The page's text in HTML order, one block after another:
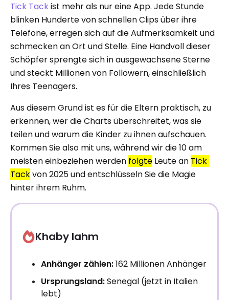
Tick ​​Tackist mehr als nur eine App. Jede Stunde
blinken Hunderte von schnellen Clips über ihre
Telefone, erregen sich auf die Aufmerksamkeit und
schmecken an Ort und Stelle. Eine Handvoll dieser
Schöpfer sprengte sich in ausgewachsene Sterne
und steckt Millionen von Followern, einschließlich
Ihres Teenagers.
Aus diesem Grund ist es für die Eltern praktisch, zu
erkennen, wer die Charts überschreitet, was sie
teilen und warum die Kinder zu ihnen aufschauen.
Kommen Sie also mit uns, während wir die 10 am
meisten einbeziehen werden folgte Leute an Tick ​​
Tackvon 2025 und entschlüsseln Sie die Magie
hinter ihrem Ruhm.
Khaby lahm
Anhänger zählen:162 Millionen Anhänger
Ursprungsland:Senegal (jetzt in Italien
lebt)